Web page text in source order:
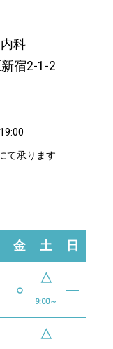
科
宿2-1-2
て承ります
金 土 日
○
△
9:00～
―
△